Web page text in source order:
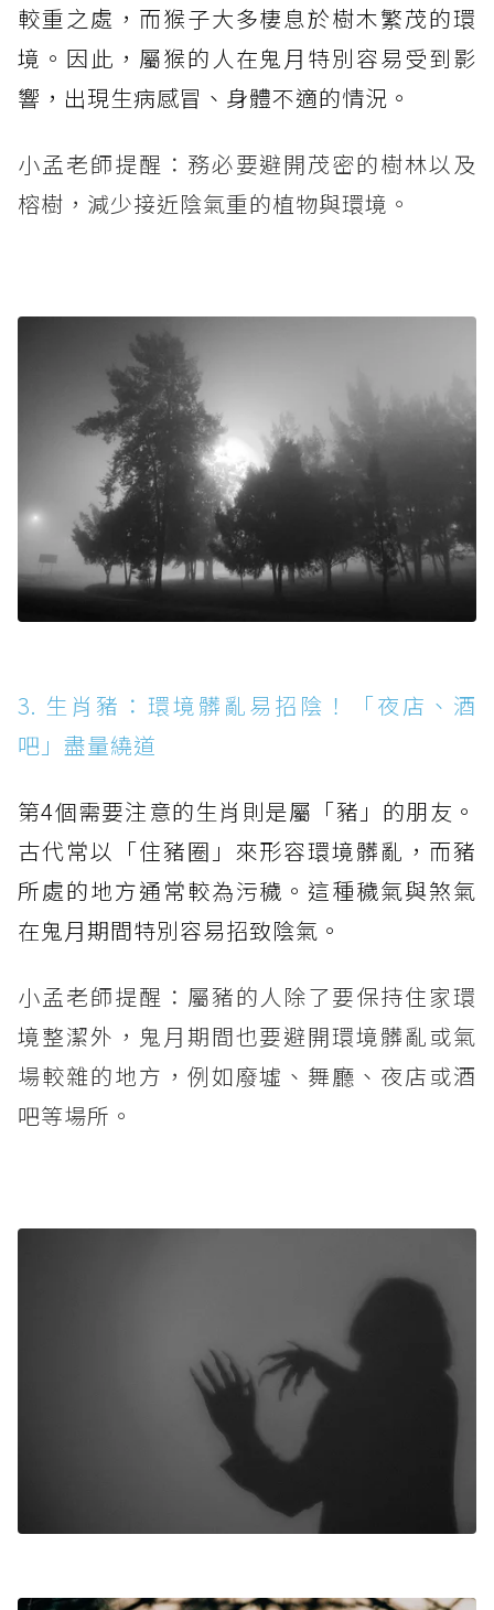
較重之處，而猴子大多棲息於樹木繁茂的環
境。因此，屬猴的人在鬼月特別容易受到影
響，出現生病感冒、身體不適的情況。
小孟老師提醒：務必要避開茂密的樹林以及
榕樹，減少接近陰氣重的植物與環境。
3. 生肖豬：環境髒亂易招陰！「夜店、酒
吧」盡量繞道
第4個需要注意的生肖則是屬「豬」的朋友。
古代常以「住豬圈」來形容環境髒亂，而豬
所處的地方通常較為污穢。這種穢氣與煞氣
在鬼月期間特別容易招致陰氣。
小孟老師提醒：屬豬的人除了要保持住家環
境整潔外，鬼月期間也要避開環境髒亂或氣
場較雜的地方，例如廢墟、舞廳、夜店或酒
吧等場所。